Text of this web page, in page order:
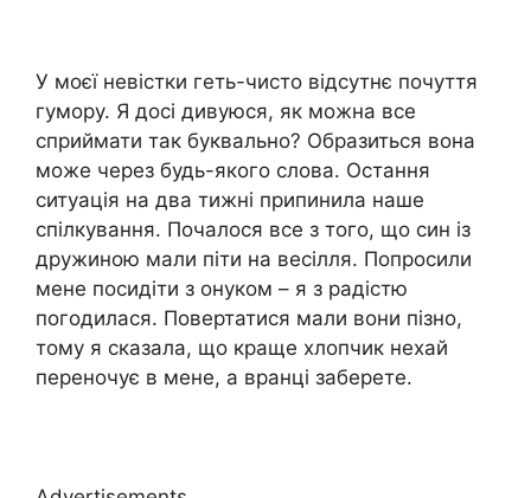
У моєї невістки геть-чисто відсутнє почуття
гумору. Я досі дивуюся, як можна все
сприймати так буквально? Образиться вона
може через будь-якого слова. Остання
ситуація на два тижні припинила наше
спілкування. Почалося все з того, що син із
дружиною мали піти на весілля. Попросили
мене посидіти з онуком – я з радістю
погодилася. Повертатися мали вони пізно,
тому я сказала, що краще хлопчик нехай
переночує в мене, а вранці заберете.